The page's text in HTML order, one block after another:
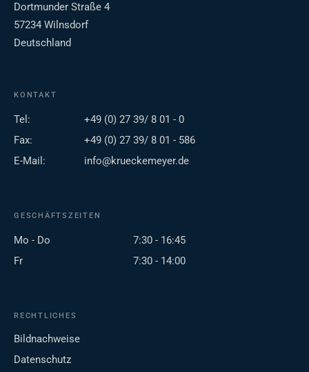
Dortmunder Straße 4
57234 Wilnsdorf
Deutschland
KONTAKT
Tel:
+49 (0) 27 39/ 8 01 - 0
Fax:
+49 (0) 27 39/ 8 01 - 586
E-Mail:
info@krueckemeyer.de
GESCHÄFTSZEITEN
Mo - Do
7:30 - 16:45
Fr
7:30 - 14:00
RECHTLICHES
Bildnachweise
Datenschutz